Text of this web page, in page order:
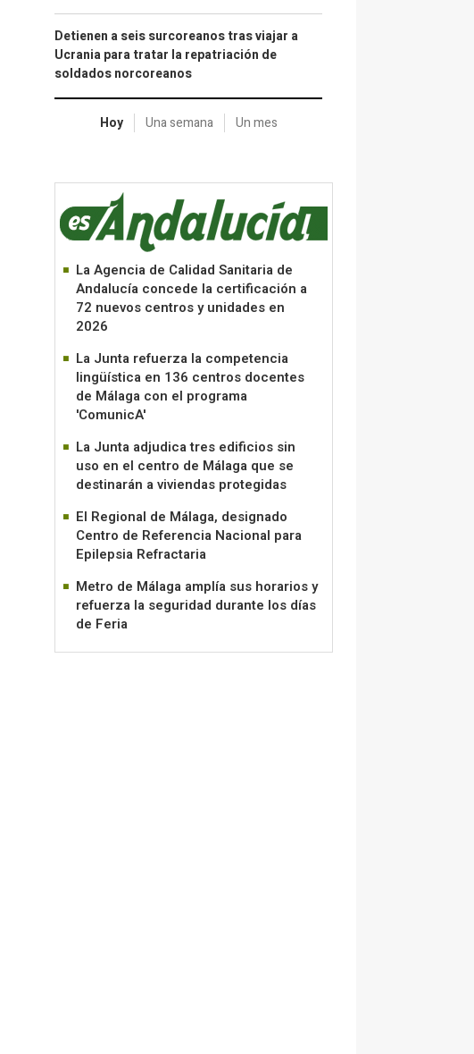
Detienen a seis surcoreanos tras viajar a
Ucrania para tratar la repatriación de
soldados norcoreanos
Hoy Una semana Un mes
La Agencia de Calidad Sanitaria de
Andalucía concede la certificación a
72 nuevos centros y unidades en
2026
La Junta refuerza la competencia
lingüística en 136 centros docentes
de Málaga con el programa
'ComunicA'
La Junta adjudica tres edificios sin
uso en el centro de Málaga que se
destinarán a viviendas protegidas
El Regional de Málaga, designado
Centro de Referencia Nacional para
Epilepsia Refractaria
Metro de Málaga amplía sus horarios y
refuerza la seguridad durante los días
de Feria